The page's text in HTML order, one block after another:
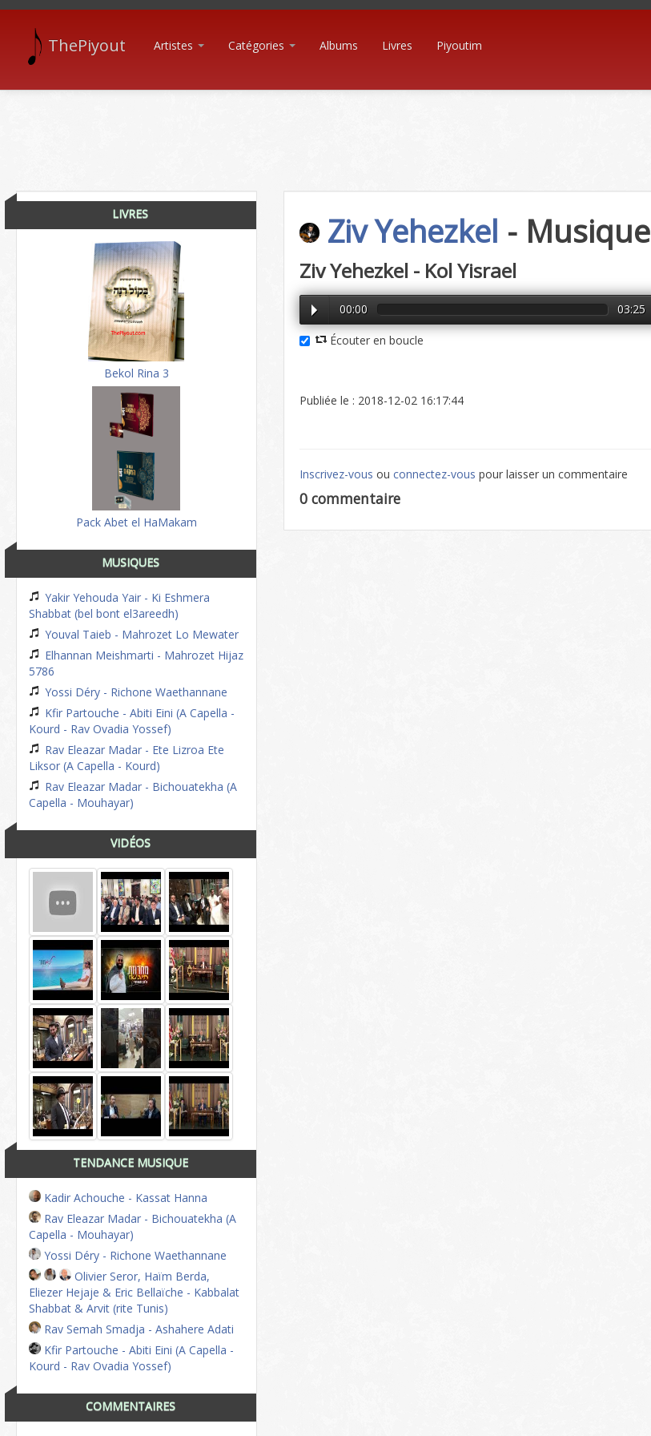
ThePiyout Artistes Catégories Albums Livres Piyoutim
LIVRES
Bekol Rina 3
Pack Abet el HaMakam
MUSIQUES
Yakir Yehouda Yair - Ki Eshmera
Shabbat (bel bont el3areedh)
Youval Taieb - Mahrozet Lo Mewater
Elhannan Meishmarti - Mahrozet Hijaz
5786
Yossi Déry - Richone Waethannane
Kfir Partouche - Abiti Eini (A Capella -
Kourd - Rav Ovadia Yossef)
Rav Eleazar Madar - Ete Lizroa Ete
Liksor (A Capella - Kourd)
Rav Eleazar Madar - Bichouatekha (A
Capella - Mouhayar)
VIDÉOS
TENDANCE MUSIQUE
Kadir Achouche - Kassat Hanna
Rav Eleazar Madar - Bichouatekha (A
Capella - Mouhayar)
Yossi Déry - Richone Waethannane
Olivier Seror, Haïm Berda,
Eliezer Hejaje & Eric Bellaïche - Kabbalat
Shabbat & Arvit (rite Tunis)
Rav Semah Smadja - Ashahere Adati
Kfir Partouche - Abiti Eini (A Capella -
Kourd - Rav Ovadia Yossef)
COMMENTAIRES
Ziv Yehezkel - Musique
Ziv Yehezkel - Kol Yisrael
00:00 03:25
Écouter en boucle
Publiée le : 2018-12-02 16:17:44
Inscrivez-vous ouconnectez-vous pour laisser un commentaire
0 commentaire